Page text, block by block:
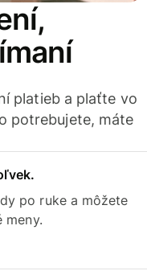
platieb a plaťte vo
potrebujete, máte
po ruke a môžete
meny.